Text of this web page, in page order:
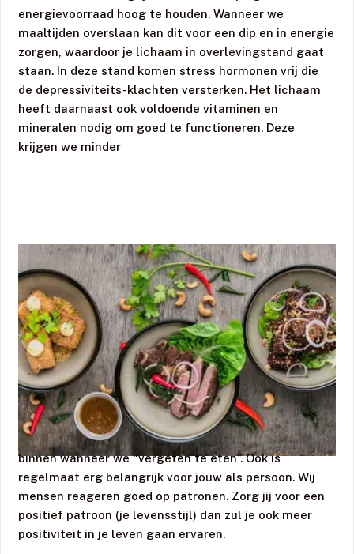
energievoorraad hoog te houden. Wanneer we
maaltijden overslaan kan dit voor een dip en in energie
zorgen, waardoor je lichaam in overlevingstand gaat
staan. In deze stand komen stress hormonen vrij die
de depressiviteits-klachten versterken. Het lichaam
heeft daarnaast ook voldoende vitaminen en
mineralen nodig om goed te functioneren. Deze
krijgen we minder
binnen wanneer we “vergeten te eten”. Ook is
regelmaat erg belangrijk voor jouw als persoon. Wij
mensen reageren goed op patronen. Zorg jij voor een
positief patroon (je levensstijl) dan zul je ook meer
positiviteit in je leven gaan ervaren.